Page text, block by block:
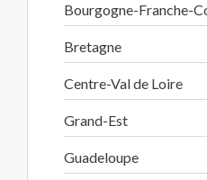
Bourgogne-Franche-
Bretagne
Centre-Val de Loire
Grand-Est
Guadeloupe